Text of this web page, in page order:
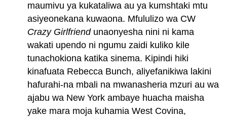
maumivu ya kukataliwa au ya kumshtaki mtu
asiyeonekana kuwaona. Mfululizo wa CW
Crazy Girlfriendunaonyesha nini ni kama
wakati upendo ni ngumu zaidi kuliko kile
tunachokiona katika sinema. Kipindi hiki
kinafuata Rebecca Bunch, aliyefanikiwa lakini
hafurahi-na mbali na mwanasheria mzuri au wa
ajabu wa New York ambaye huacha maisha
yake mara moja kuhamia West Covina,